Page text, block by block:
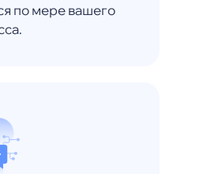
по мере вашего